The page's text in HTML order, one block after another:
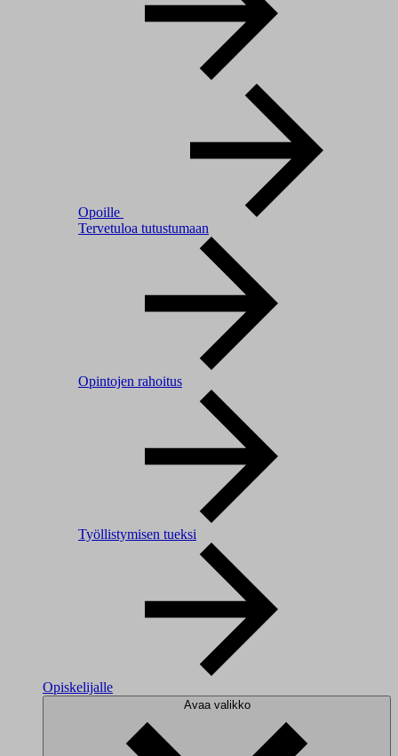
Opoille
Tervetuloa tutustumaan
Opintojen rahoitus
Työllistymisen tueksi
Opiskelijalle
Avaa valikko